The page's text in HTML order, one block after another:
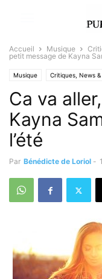
Accueil Musique
petit message de Kayna
Musique Critiques, News
Ca va
Kayna
l’été
Par Bénédicte de Loriol -